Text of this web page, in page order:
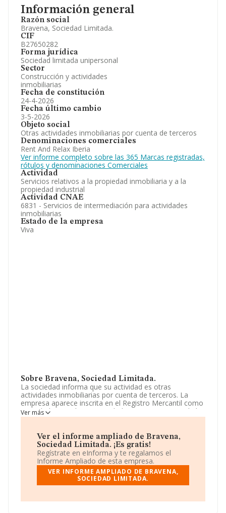
Información general
Razón social
Bravena, Sociedad Limitada.
CIF
B27650282
Forma jurídica
Sociedad limitada unipersonal
Sector
Construcción y actividades
inmobiliarias
Fecha de constitución
24-4-2026
Fecha último cambio
3-5-2026
Objeto social
Otras actividades inmobiliarias por cuenta de terceros
Denominaciones comerciales
Rent And Relax Iberia
Ver informe completo sobre las 365 Marcas registradas,
rótulos y denominaciones Comerciales
Actividad
Servicios relativos a la propiedad inmobiliaria y a la
propiedad industrial
Actividad CNAE
6831 - Servicios de intermediación para actividades
inmobiliarias
Estado de la empresa
Viva
Sobre Bravena, Sociedad Limitada.
La sociedad informa que su actividad es otras
actividades inmobiliarias por cuenta de terceros. La
empresa aparece inscrita en el Registro Mercantil como
Sociedad Limitada. Su actividad CNAE es 'Agentes de la
propiedad inmobiliaria' con código 6831. No realiza
La sociedad españolaBravena, Sociedad Limitada
CIF B27650282, está situada en Calle Rio Taibilla núm. 6
7 C, (30110), Murcia, Murcia.
En base a la información de la que dispone INFORMA
sobre 54.122 compañías, la facturación en el ámbito
entre todas las compañías es de 79 mil euros de ventas.
Ver más
Ver el informe ampliado de Bravena,
Sociedad Limitada. ¡Es gratis!
Regístrate en eInforma y te regalamos el
Informe Ampliado de esta empresa.
VER INFORME AMPLIADO DE BRAVENA,
SOCIEDAD LIMITADA.
Información oficial y registral complementaria.